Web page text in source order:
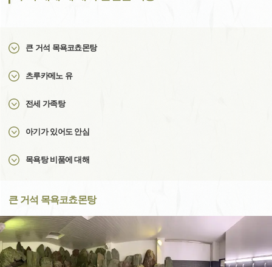
큰 거석 목욕코쵸몬탕
츠루카메노 유
전세 가족탕
아기가 있어도 안심
목욕탕 비품에 대해
큰 거석 목욕코쵸몬탕